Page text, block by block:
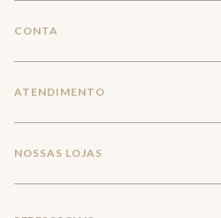
Trabalhe conosco
CONTA
Meus pedidos
ATENDIMENTO
NOSSAS LOJAS